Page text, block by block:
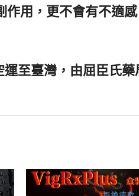
用，更不會有不適感
至臺灣，由屈臣氏藥